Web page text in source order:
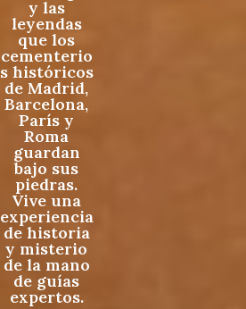
y las
leyendas
que los
cementerio
s históricos
de Madrid,
Barcelona,
París y
Roma
guardan
bajo sus
piedras.
Vive una
experiencia
de historia
y misterio
de la mano
de guías
expertos.